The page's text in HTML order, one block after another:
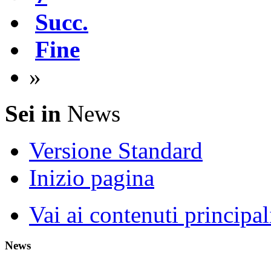
Succ.
Fine
»
Sei in News
Versione Standard
Inizio pagina
Vai ai contenuti
News